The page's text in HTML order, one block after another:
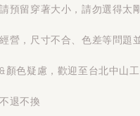
預留穿著大小，請勿選得太
營，尺寸不合、色差等問題
顏色疑慮，歡迎至台北中山
退不換